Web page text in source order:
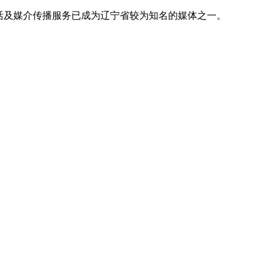
媒介传播服务已成为辽宁省较为知名的媒体之一。